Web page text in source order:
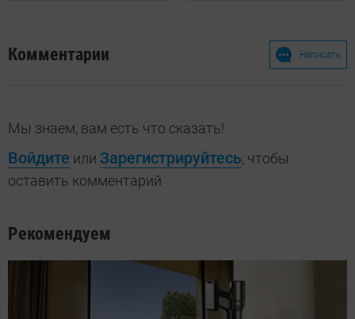
Комментарии Написать
Мы знаем, вам есть что сказать!
Войдите или Зарегистрируйтесь, чтобы
оставить комментарий
Рекомендуем